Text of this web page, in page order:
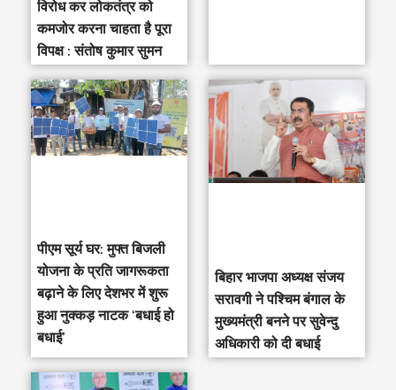
विरोध कर लोकतंत्र को
कमजोर करना चाहता है पूरा
विपक्ष : संतोष कुमार सुमन
पीएम सूर्य घर: मुफ्त बिजली
योजना के प्रति जागरूकता
बढ़ाने के लिए देशभर में शुरू
हुआ नुक्कड़ नाटक ‘बधाई हो
बधाई’
‎बिहार भाजपा अध्यक्ष संजय
सरावगी ने पश्चिम बंगाल के
मुख्यमंत्री बनने पर सुवेन्दु
अधिकारी को दी बधाई